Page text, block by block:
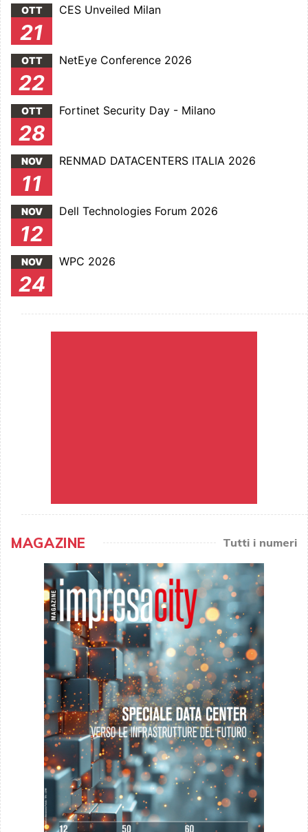
OTT
21
CES Unveiled Milan
OTT
22
NetEye Conference 2026
OTT
28
Fortinet Security Day - Milano
NOV
11
RENMAD DATACENTERS ITALIA 2026
NOV
12
Dell Technologies Forum 2026
NOV
24
WPC 2026
MAGAZINE Tutti i numeri